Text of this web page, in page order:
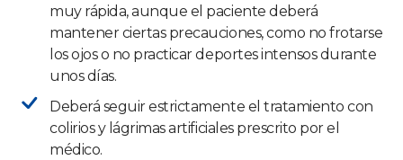
muy rápida, aunque el paciente deberá
mantener ciertas precauciones, como no frotarse
los ojos o no practicar deportes intensos durante
unos días.
Deberá seguir estrictamente el tratamiento con
colirios y lágrimas artificiales prescrito por el
médico.